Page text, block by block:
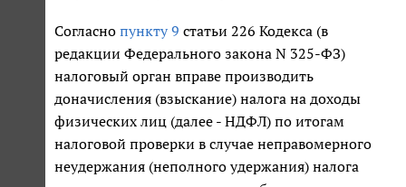
Согласно пункту 9 статьи 226 Кодекса (в
редакции Федерального закона N 325-ФЗ)
налоговый орган вправе производить
доначисления (взыскание) налога на доходы
физических лиц (далее - НДФЛ) по итогам
налоговой проверки в случае неправомерного
неудержания (неполного удержания) налога